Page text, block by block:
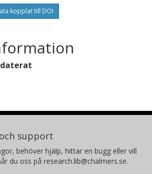
kopplat till DOI
support
behöver hjälp, hittar en bugg eller vill
du oss på research.lib@chalmers.se.